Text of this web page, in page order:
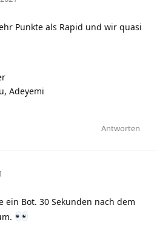
Punkte als Rapid und wir quasi
Adeyemi
Antworten
ein Bot. 30 Sekunden nach dem